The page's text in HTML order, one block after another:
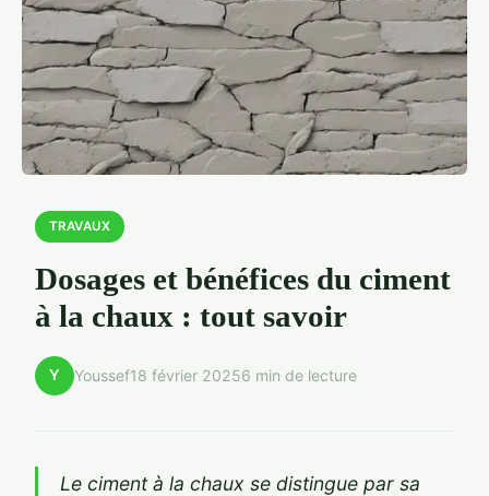
TRAVAUX
Dosages et bénéfices du ciment
à la chaux : tout savoir
Y Youssef18 février 20256 min de lecture
Le ciment à la chaux se distingue par sa